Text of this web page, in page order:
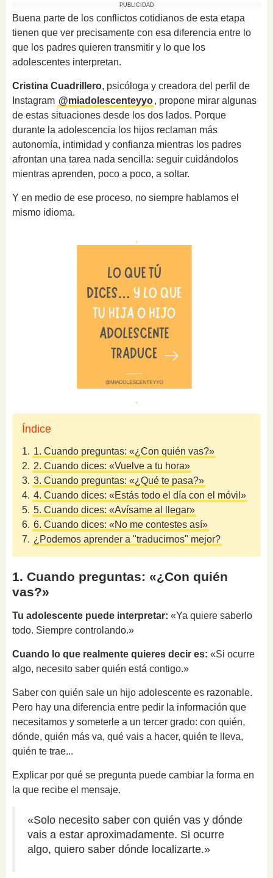
PUBLICIDAD
Buena parte de los conflictos cotidianos de esta etapa
tienen que ver precisamente con esa diferencia entre lo
que los padres quieren transmitir y lo que los
adolescentes interpretan.
Cristina Cuadrillero, psicóloga y creadora del perfil de
Instagram @miadolescenteyyo, propone mirar algunas
de estas situaciones desde los dos lados. Porque
durante la adolescencia los hijos reclaman más
autonomía, intimidad y confianza mientras los padres
afrontan una tarea nada sencilla: seguir cuidándolos
mientras aprenden, poco a poco, a soltar.
Y en medio de ese proceso, no siempre hablamos el
mismo idioma.
Índice
1. 1. Cuando preguntas: «¿Con quién vas?»
2. 2. Cuando dices: «Vuelve a tu hora»
3. 3. Cuando preguntas: «¿Qué te pasa?»
4. 4. Cuando dices: «Estás todo el día con el móvil»
5. 5. Cuando dices: «Avísame al llegar»
6. 6. Cuando dices: «No me contestes así»
7. ¿Podemos aprender a "traducirnos" mejor?
1. Cuando preguntas: «¿Con quién
vas?»
Tu adolescente puede interpretar: «Ya quiere saberlo
todo. Siempre controlando.»
Cuando lo que realmente quieres decir es: «Si ocurre
algo, necesito saber quién está contigo.»
Saber con quién sale un hijo adolescente es razonable.
Pero hay una diferencia entre pedir la información que
necesitamos y someterle a un tercer grado: con quién,
dónde, quién más va, qué vais a hacer, quién te lleva,
quién te trae...
Explicar por qué se pregunta puede cambiar la forma en
la que recibe el mensaje.
«Solo necesito saber con quién vas y dónde
vais a estar aproximadamente. Si ocurre
algo, quiero saber dónde localizarte.»